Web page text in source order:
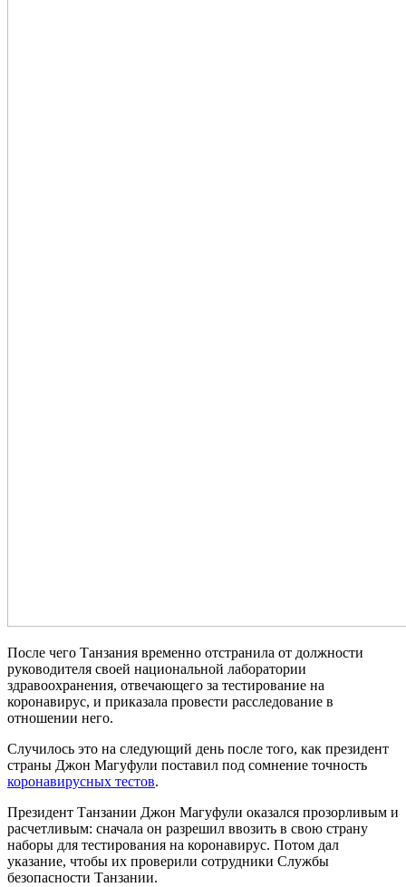
После чего Танзания временно отстранила от должности
руководителя своей национальной лаборатории
здравоохранения, отвечающего за тестирование на
коронавирус, и приказала провести расследование в
отношении него.
Случилось это на следующий день после того, как президент
страны Джон Магуфули поставил под сомнение точность
коронавирусных тестов.
Президент Танзании Джон Магуфули оказался прозорливым и
расчетливым: сначала он разрешил ввозить в свою страну
наборы для тестирования на коронавирус. Потом дал
указание, чтобы их проверили сотрудники Службы
безопасности Танзании.